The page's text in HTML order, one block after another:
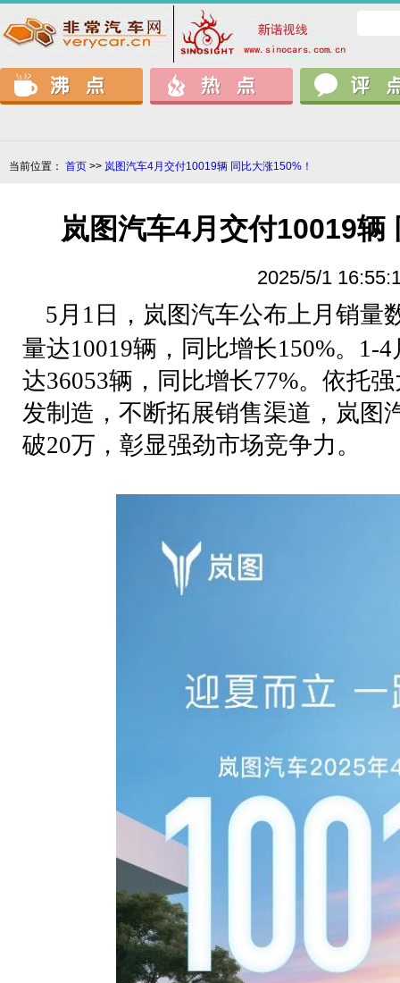
当前位置： 首页 >> 岚图汽车4月交付10019辆 同比大涨150%！
岚图汽车4月交付10019辆
2025/5/1
5月 1 日，岚图汽车公布上月销量
量达10019辆，同比增长150%。 1-4
达36053辆，同比增长77%。依托
发制造，不断拓展销售渠道，岚图
破20万，彰显强劲市场竞争力。